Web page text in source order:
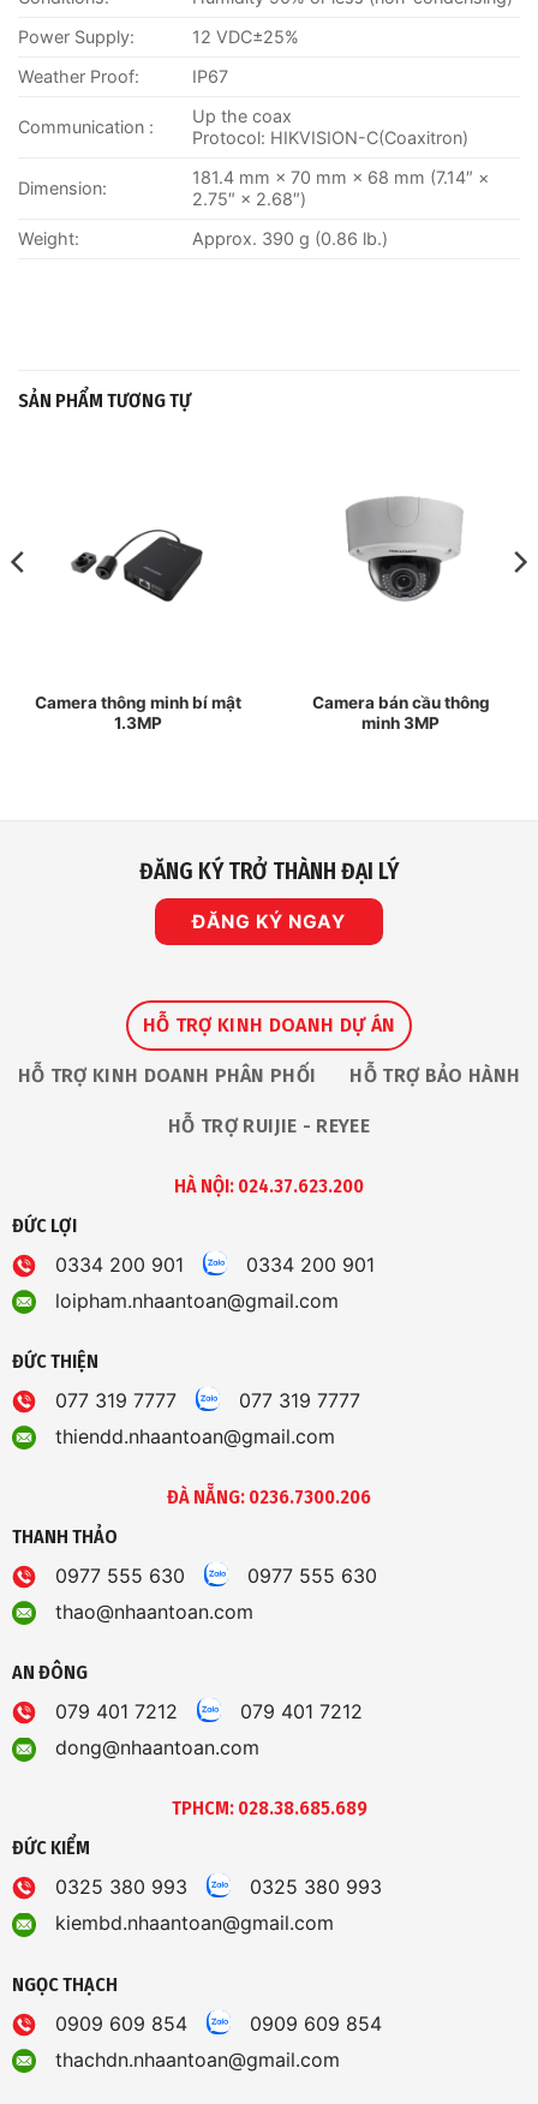
Power Supply:
12 VDC±25%
Weather Proof:
IP67
Communication :
Up the coax
Protocol: HIKVISION-C(Coaxitron)
Dimension:
181.4 mm × 70 mm × 68 mm (7.14″ ×
2.75″ × 2.68″)
Weight:
Approx. 390 g (0.86 lb.)
SẢN PHẨM TƯƠNG TỰ
Camera thông minh bí mật
1.3MP
Camera bán cầu thông
minh 3MP
ĐĂNG KÝ TRỞ THÀNH ĐẠI LÝ
ĐĂNG KÝ NGAY
HỖ TRỢ KINH DOANH DỰ ÁN
HỖ TRỢ KINH DOANH PHÂN PHỐI HỖ TRỢ BẢO HÀNH
HỖ TRỢ RUIJIE - REYEE
HÀ NỘI: 024.37.623.200
ĐỨC LỢI
0334 200 901
0334 200 901
loipham.nhaantoan@gmail.com
ĐỨC THIỆN
077 319 7777
077 319 7777
thiendd.nhaantoan@gmail.com
ĐÀ NẴNG: 0236.7300.206
THANH THẢO
0977 555 630
0977 555 630
thao@nhaantoan.com
AN ĐÔNG
079 401 7212
079 401 7212
dong@nhaantoan.com
TPHCM: 028.38.685.689
ĐỨC KIỂM
0325 380 993
0325 380 993
kiembd.nhaantoan@gmail.com
NGỌC THẠCH
0909 609 854
0909 609 854
thachdn.nhaantoan@gmail.com